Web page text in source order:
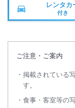
レンタカ
付き
ご注意・ご案内
掲載されている
す。
食事・客室等の